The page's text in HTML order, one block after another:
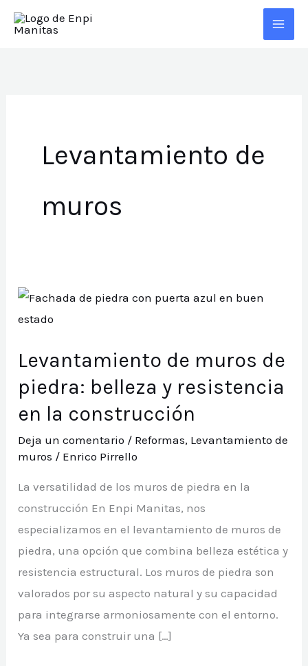
Levantamiento de
muros
Levantamiento de muros de
piedra: belleza y resistencia
en la construcción
Deja un comentario / Reformas, Levantamiento de
muros / Enrico Pirrello
La versatilidad de los muros de piedra en la
construcción En Enpi Manitas, nos
especializamos en el levantamiento de muros de
piedra, una opción que combina belleza estética y
resistencia estructural. Los muros de piedra son
valorados por su aspecto natural y su capacidad
para integrarse armoniosamente con el entorno.
Ya sea para construir una […]